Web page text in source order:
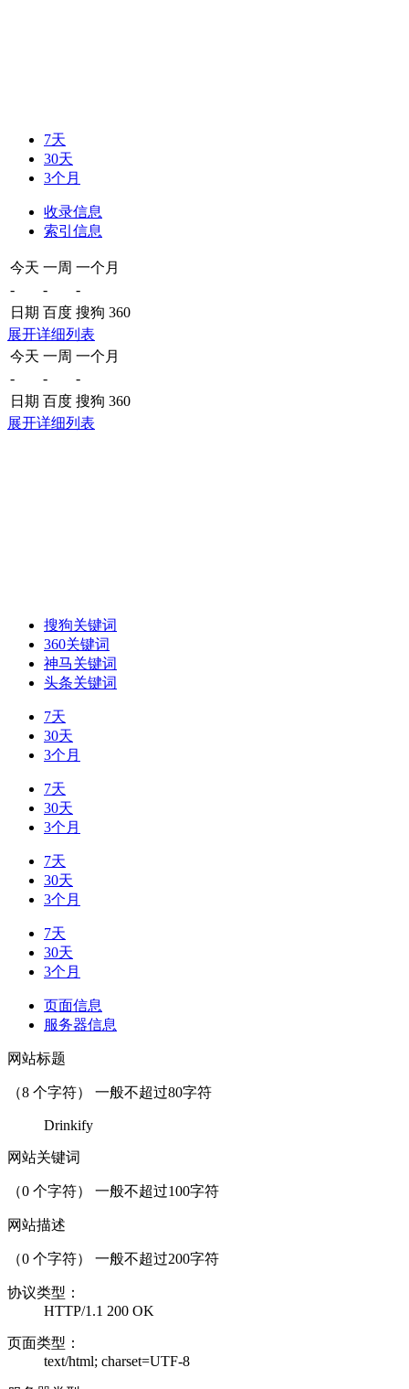
7天
30天
3个月
收录信息
索引信息
今天 一周 一个月
-
-
-
日期 百度 搜狗 360
展开详细列表
今天 一周 一个月
-
-
-
日期 百度 搜狗 360
展开详细列表
搜狗关键词
360关键词
神马关键词
头条关键词
7天
30天
3个月
7天
30天
3个月
7天
30天
3个月
7天
30天
3个月
页面信息
服务器信息
网站标题
（8 个字符） 一般不超过80字符
Drinkify
网站关键词
（0 个字符） 一般不超过100字符
网站描述
（0 个字符） 一般不超过200字符
协议类型：
HTTP/1.1 200 OK
页面类型：
text/html; charset=UTF-8